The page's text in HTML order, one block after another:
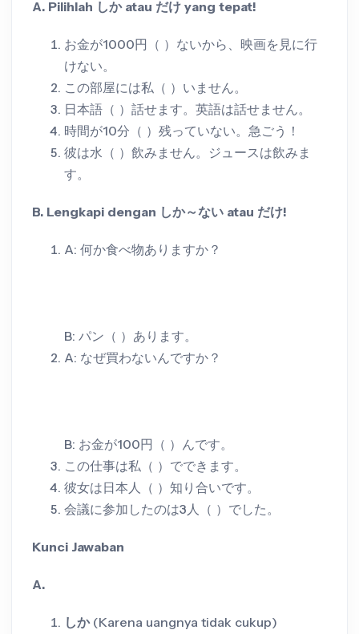
A. Pilihlah しか atau だけ yang tepat!
お金が1000円（ ）ないから、映画を見に行
けない。
この部屋には私（ ）いません。
日本語（ ）話せます。英語は話せません。
時間が10分（ ）残っていない。急ごう！
彼は水（ ）飲みません。ジュースは飲みま
す。
B. Lengkapi dengan しか～ない atau だけ!
A: 何か食べ物ありますか？
B: パン（ ）あります。
A: なぜ買わないんですか？
B: お金が100円（ ）んです。
この仕事は私（ ）でできます。
彼女は日本人（ ）知り合いです。
会議に参加したのは3人（ ）でした。
Kunci Jawaban
A.
しか(Karena uangnya tidak cukup)